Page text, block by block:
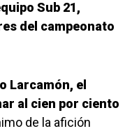
Sub 21,
del campeonato
Larcamón, el
al cien por ciento
de la afición